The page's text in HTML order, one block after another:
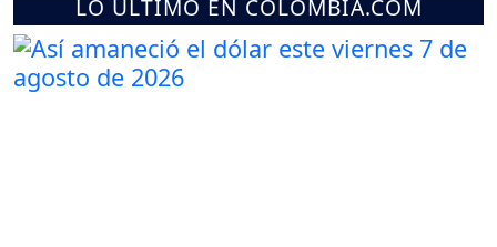
LO ÚLTIMO EN COLOMBIA.COM